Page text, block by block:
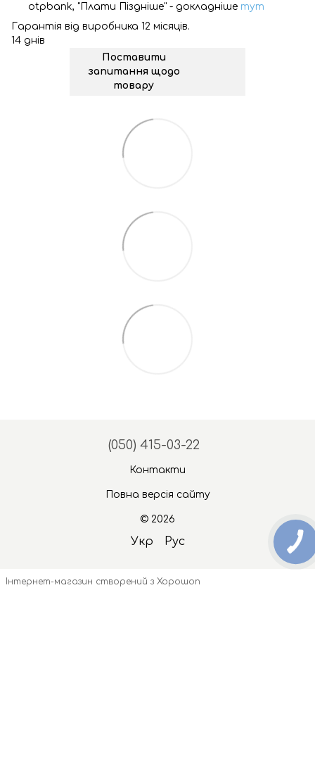
otpbank, "Плати Піздніше" - докладніше тут
Гарантія від виробника 12 місяців.
14 днів
Поставити
запитання щодо
товару
(050) 415-03-22
Контакти
Повна версія сайту
© 2026
Укр Рус
Інтернет-магазин створений з Хорошоп